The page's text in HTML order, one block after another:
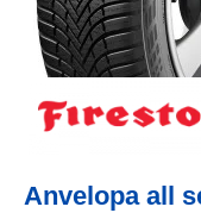
Anvelopa all